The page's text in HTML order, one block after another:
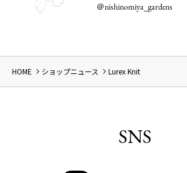
＠nishinomiya_gardens
HOME ショップニュース Lurex Knit
SNS